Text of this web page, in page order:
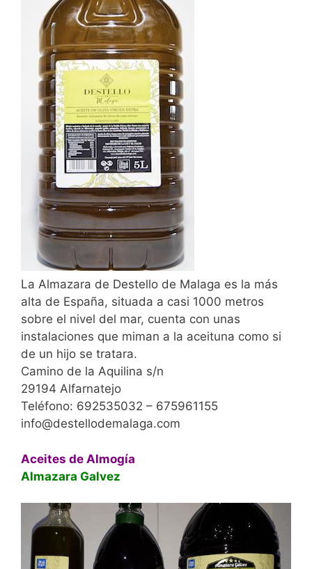
La Almazara de Destello de Malaga es la más
alta de España, situada a casi 1000 metros
sobre el nivel del mar, cuenta con unas
instalaciones que miman a la aceituna como si
de un hijo se tratara.
Camino de la Aquilina s/n
29194 Alfarnatejo
Teléfono: 692535032 – 675961155
info@destellodemalaga.com
Aceites de Almogía
Almazara Galvez